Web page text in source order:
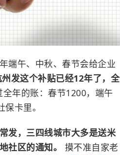
端午、中秋、春节会给企业
州发这个补贴已经12年了，全
年的账：春节1200，端午
卡里。
发，三四线城市大多是送米
社区的通知。 摸不准自家老